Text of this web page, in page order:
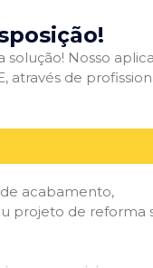
solução! Nosso
através de
acabamento,
projeto de reforma